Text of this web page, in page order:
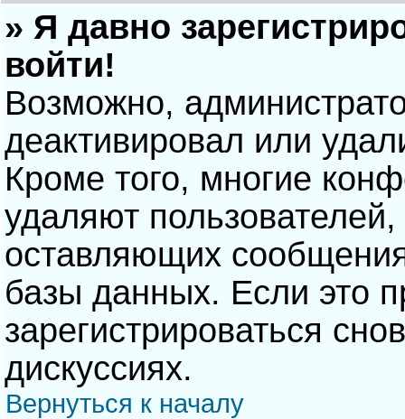
» Я давно
войти!
Возможно,
деактивировал или
Кроме того, многие
удаляют
оставляющих
базы данных. Если это
зарегистрироваться
дискуссиях.
Вернуться к началу